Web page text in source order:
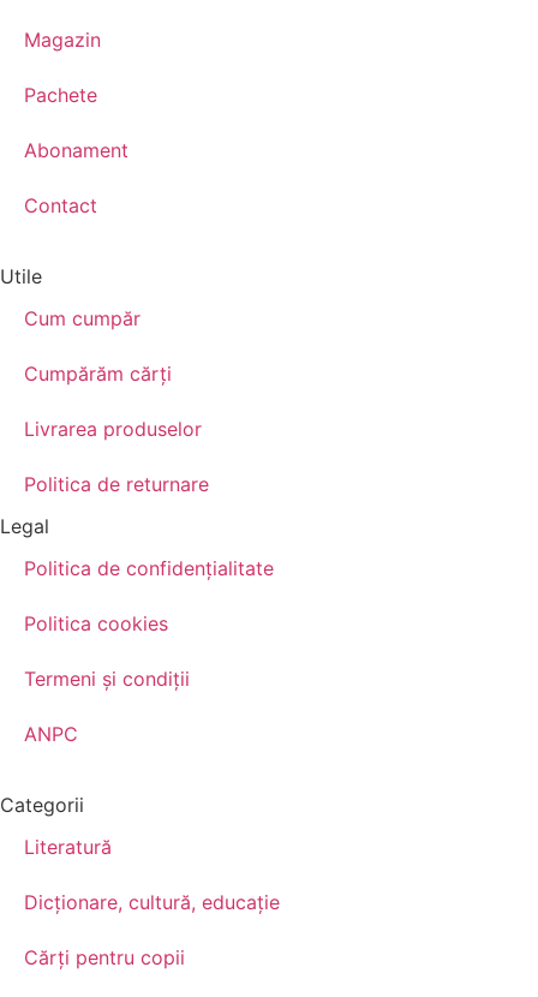
Magazin
Pachete
Abonament
Contact
Utile
Cum cumpăr
Cumpărăm cărţi
Livrarea produselor
Politica de returnare
Legal
Politica de confidenţialitate
Politica cookies
Termeni şi condiţii
ANPC
Categorii
Literatură
Dicționare, cultură, educație
Cărți pentru copii